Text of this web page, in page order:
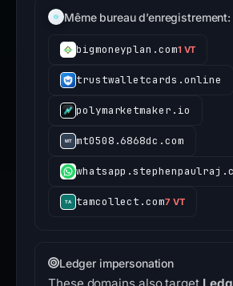
Même bureau
bigmoneyplan.com1 VT
trustwalletcards.online
polymarketmaker.io
mt0508.6868dc.com
tamcollect.com7 VT
Ledger impersonation